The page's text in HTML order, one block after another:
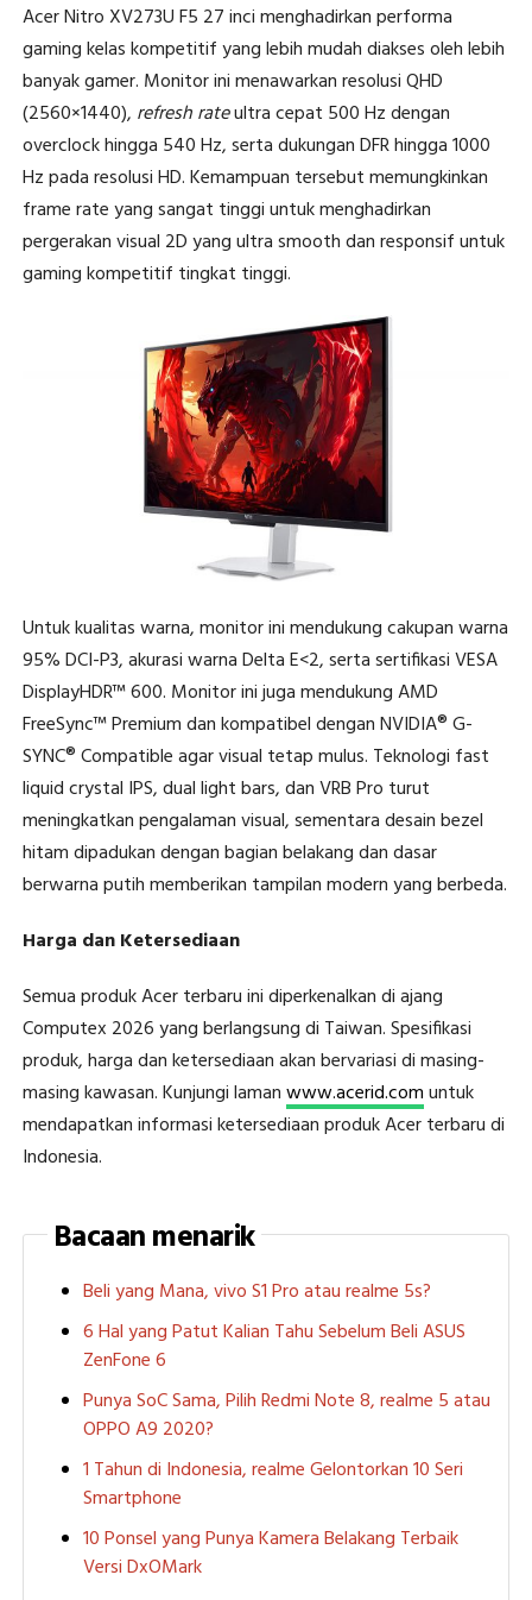
Acer Nitro XV273U F5 27 inci menghadirkan performa
gaming kelas kompetitif yang lebih mudah diakses oleh lebih
banyak gamer. Monitor ini menawarkan resolusi QHD
(2560×1440), refresh rateultra cepat 500 Hz dengan
overclock hingga 540 Hz, serta dukungan DFR hingga 1000
Hz pada resolusi HD. Kemampuan tersebut memungkinkan
frame rate yang sangat tinggi untuk menghadirkan
pergerakan visual 2D yang ultra smooth dan responsif untuk
gaming kompetitif tingkat tinggi.
Untuk kualitas warna, monitor ini mendukung cakupan warna
95% DCI-P3, akurasi warna Delta E<2, serta sertifikasi VESA
DisplayHDR™ 600. Monitor ini juga mendukung AMD
FreeSync™ Premium dan kompatibel dengan NVIDIA® G-
SYNC® Compatible agar visual tetap mulus. Teknologi fast
liquid crystal IPS, dual light bars, dan VRB Pro turut
meningkatkan pengalaman visual, sementara desain bezel
hitam dipadukan dengan bagian belakang dan dasar
berwarna putih memberikan tampilan modern yang berbeda.
Harga dan Ketersediaan
Semua produk Acer terbaru ini diperkenalkan di ajang
Computex 2026 yang berlangsung di Taiwan. Spesifikasi
produk, harga dan ketersediaan akan bervariasi di masing-
masing kawasan. Kunjungi lamanwww.acerid.comuntuk
mendapatkan informasi ketersediaan produk Acer terbaru di
Indonesia.
Bacaan menarik
Beli yang Mana, vivo S1 Pro atau realme 5s?
6 Hal yang Patut Kalian Tahu Sebelum Beli ASUS
ZenFone 6
Punya SoC Sama, Pilih Redmi Note 8, realme 5 atau
OPPO A9 2020?
1 Tahun di Indonesia, realme Gelontorkan 10 Seri
Smartphone
10 Ponsel yang Punya Kamera Belakang Terbaik
Versi DxOMark